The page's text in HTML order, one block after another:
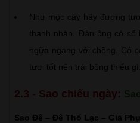
Như mộc cây hãy đương
thanh nhàn. Đàn ông có số
ngữa ngang với chồng. Có
tươi tốt nên trái bông thiếu gì.
2.3 - Sao chiếu ngày:
Sao Đê – Đê Thổ Lạc – Giả